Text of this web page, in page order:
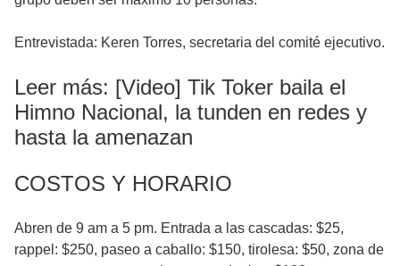
Entrevistada: Keren Torres, secretaria del comité ejecutivo.
Leer más: [Video] Tik Toker baila el
Himno Nacional, la tunden en redes y
hasta la amenazan
COSTOS Y HORARIO
Abren de 9 am a 5 pm. Entrada a las cascadas: $25,
rappel: $250, paseo a caballo: $150, tirolesa: $50, zona de